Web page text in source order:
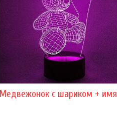
Медвежонок с шариком + имя